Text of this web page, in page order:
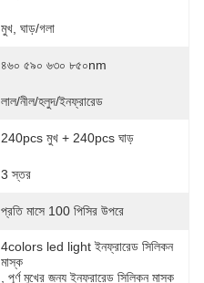
মুখ, ঘাড়/গলা
৪৬০ ৫৯০ ৬৩০ ৮৫০nm
লাল/নীল/হলুদ/ইনফ্রারেড
240pcs মুখ + 240pcs ঘাড়
3 স্তর
প্রতি মাসে 100 পিসির উপরে
4colors led light ইনফ্রারেড সিলিকন
মাস্ক
পূর্ণ মুখের জন্য ইনফ্রারেড সিলিকন মাস্ক